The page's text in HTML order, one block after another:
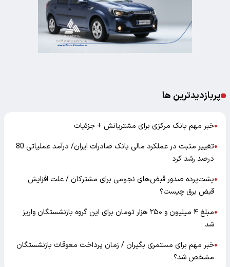
پربازدیدترین ها
●خبر مهم بانک مرکزی برای مشتریانش + جزئیات
●
تغییر مثبت در عملکرد مالی بانک صادرات ایران/ درآمد عملیاتی 80
درصد رشد کرد
●پشت‌پرده صدور قبض‌های نجومی برای مشترکان / علت افزایش
قبض برق چیست؟
●
مبلغ ۴ میلیون و ۲۵۰ هزار تومان برای این گروه بازنشستگان واریز
شد
●خبر مهم برای مستمری بگیران / زمان پرداخت معوقات بازنشستگان
مشخص شد؟